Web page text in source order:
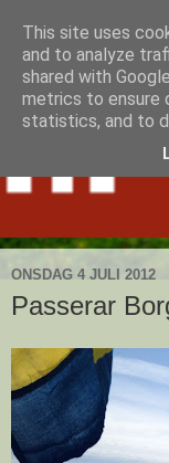
ONSDAG 4 JULI 2012
Passerar
This site uses
and to analyze
shared with
metrics to ensure
statistics, and to